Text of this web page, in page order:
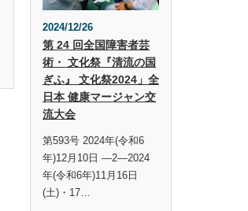
2024/12/26
第 24 回全国障害者芸
術・ 文化祭『清流の国
ぎふ』 文化祭2024」全
日本 健康マージャン交
流大会
第593号 2024年(令和6
年)12月10日 —2—2024
年(令和6年)11月16日
(土)・17…